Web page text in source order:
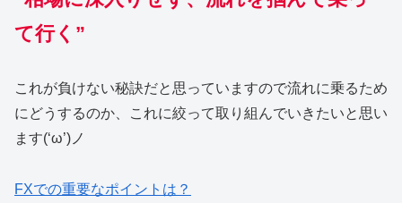
て行く”
これが負けない秘訣だと思っていますので流れに乗るため
にどうするのか、これに絞って取り組んでいきたいと思い
ます(‘ω’)ノ
FXでの重要なポイントは？